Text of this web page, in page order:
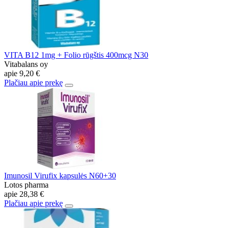
VITA B12 1mg + Folio rūgštis 400mcg N30
Vitabalans oy
apie 9,20 €
Plačiau apie prekę
Imunosil Virufix kapsulės N60+30
Lotos pharma
apie 28,38 €
Plačiau apie prekę